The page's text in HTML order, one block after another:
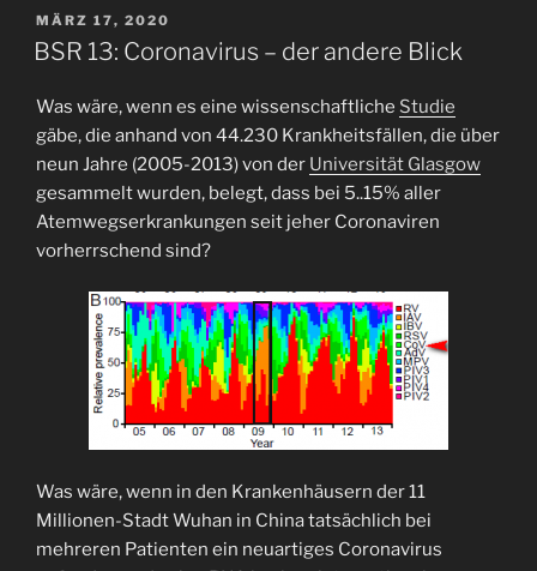
Liebe
zum
VERÖFFENTLICHT
AM
MÄRZ 17, 2020
BSR 13: Coronavirus – der andere Blick
Was wäre, wenn es eine wissenschaftliche Studie
gäbe, die anhand von 44.230 Krankheitsfällen, die über
neun Jahre (2005-2013) von der Universität Glasgow
gesammelt wurden, belegt, dass bei 5..15% aller
Atemwegserkrankungen seit jeher Coronaviren
vorherrschend sind?
Was wäre, wenn in den Krankenhäusern der 11
Millionen-Stadt Wuhan in China tatsächlich bei
mehreren Patienten ein neuartiges Coronavirus